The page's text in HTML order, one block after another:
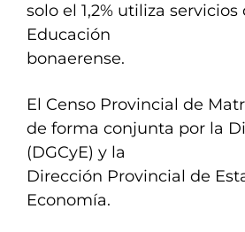
solo el 1,2% utiliza
Educación
bonaerense.
El Censo Provincial de
de forma conjunta por la
(DGCyE) y la
Dirección Provincial de
Economía.